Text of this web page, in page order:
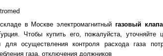
в Москве электромагнитныйгазовый
Чтобы купить его, пожалуйста, уточняйте
для осуществления контроля расхода газа
газа, отключения должников